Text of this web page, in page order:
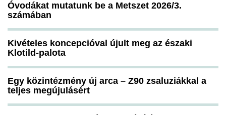
Óvodákat mutatunk be a Metszet 2026/3.
számában
Kivételes koncepcióval újult meg az északi
Klotild-palota
Egy közintézmény új arca – Z90 zsaluziákkal a
teljes megújulásért